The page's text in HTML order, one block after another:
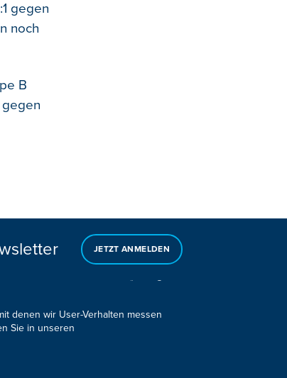
gegen
noch
B
JETZT ANMELDEN
denen wir User-Verhalten messen
Sie in unseren